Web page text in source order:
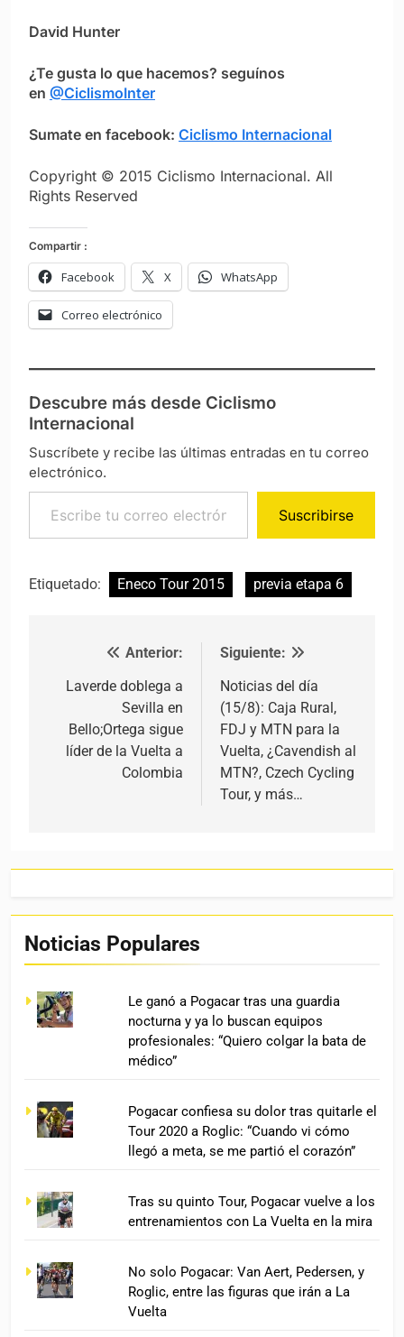
David Hunter
¿Te gusta lo que hacemos? seguínos
en @CiclismoInter
Sumate en facebook: Ciclismo Internacional
Copyright © 2015 Ciclismo Internacional. All
Rights Reserved
Compartir :
Facebook X WhatsApp
Correo electrónico
Descubre más desde Ciclismo
Internacional
Suscríbete y recibe las últimas entradas en tu correo
electrónico.
Escribe tu correo electrónico…
Suscribirse
Etiquetado: Eneco Tour 2015 previa etapa 6
Navegación de entradas
Anterior:
Laverde doblega a
Sevilla en
Bello;Ortega sigue
líder de la Vuelta a
Colombia
Siguiente:
Noticias del día
(15/8): Caja Rural,
FDJ y MTN para la
Vuelta, ¿Cavendish al
MTN?, Czech Cycling
Tour, y más…
Noticias Populares
Le ganó a Pogacar tras una guardia
nocturna y ya lo buscan equipos
profesionales: “Quiero colgar la bata de
médico”
Pogacar confiesa su dolor tras quitarle el
Tour 2020 a Roglic: “Cuando vi cómo
llegó a meta, se me partió el corazón”
Tras su quinto Tour, Pogacar vuelve a los
entrenamientos con La Vuelta en la mira
No solo Pogacar: Van Aert, Pedersen, y
Roglic, entre las figuras que irán a La
Vuelta